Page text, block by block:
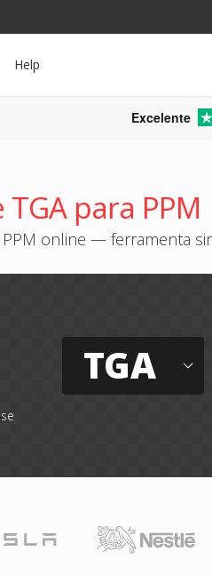
Help
Excelente
para PPM
PPM online — ferramenta
TGA